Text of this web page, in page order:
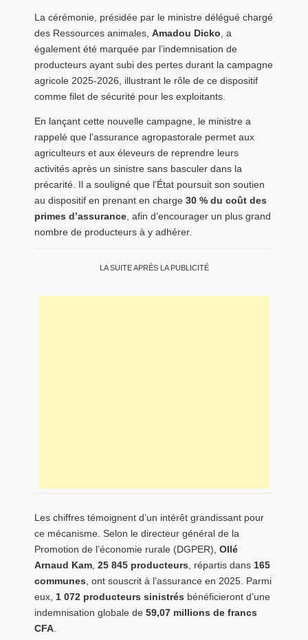
La cérémonie, présidée par le ministre délégué chargé
des Ressources animales, Amadou Dicko, a
également été marquée par l’indemnisation de
producteurs ayant subi des pertes durant la campagne
agricole 2025-2026, illustrant le rôle de ce dispositif
comme filet de sécurité pour les exploitants.
En lançant cette nouvelle campagne, le ministre a
rappelé que l’assurance agropastorale permet aux
agriculteurs et aux éleveurs de reprendre leurs
activités après un sinistre sans basculer dans la
précarité. Il a souligné que l’État poursuit son soutien
au dispositif en prenant en charge 30 % du coût des
primes d’assurance , afin d’encourager un plus grand
nombre de producteurs à y adhérer.
LA SUITE APRÈS LA PUBLICITÉ
Les chiffres témoignent d’un intérêt grandissant pour
ce mécanisme. Selon le directeur général de la
Promotion de l’économie rurale (DGPER), Ollé
Arnaud Kam, 25 845 producteurs, répartis dans 165
communes, ont souscrit à l’assurance en 2025. Parmi
eux, 1 072 producteurs sinistrés bénéficieront d’une
indemnisation globale de 59,07 millions de francs
CFA.